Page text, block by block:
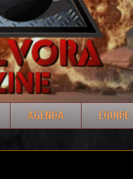
AGENDA EQUIPE